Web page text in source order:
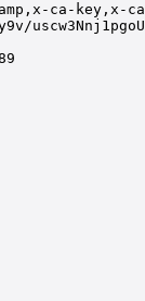
ca-key,x-